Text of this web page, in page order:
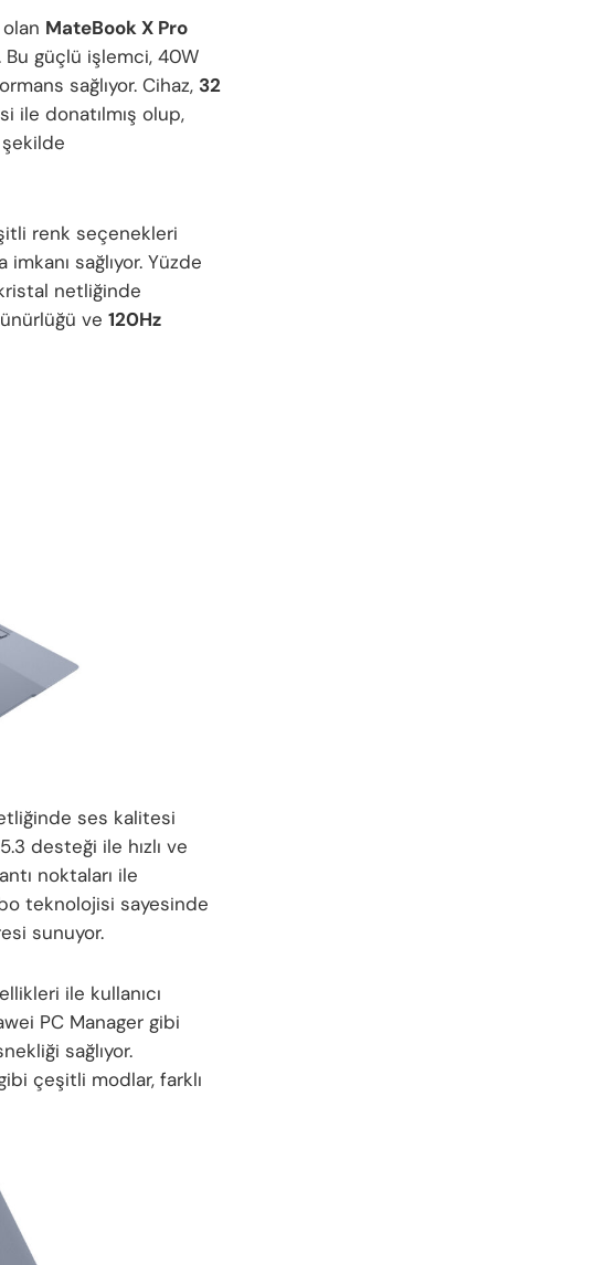
MateBook X Pro
Bu güçlü işlemci, 40W
sağlıyor. Cihaz, 32
ile donatılmış olup,
şekilde
renk seçenekleri
sağlıyor. Yüzde
netliğinde
ve 120Hz
ses kalitesi
desteği ile hızlı ve
noktaları ile
teknolojisi sayesinde
sunuyor.
ile kullanıcı
PC Manager gibi
sağlıyor.
çeşitli modlar, farklı